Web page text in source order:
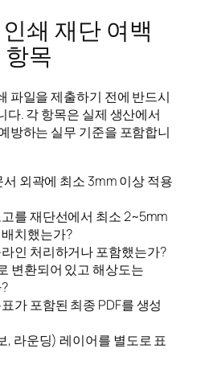
쇄 재단 여백
목
파일을 제출하기 전에 반드시
다. 각 항목은 실제 생산에서
방하는 실무 기준을 포함합니
외곽에 최소 3mm 이상 적용
를 재단선에서 최소 2~5mm
치했는가?
인 처리하거나 포함했는가?
변환되어 있고 해상도는
가 포함된 최종 PDF를 생성
, 라운딩) 레이어를 별도로 표